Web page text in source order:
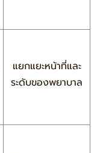
แยกแยะหน้าที่และ
ระดับของพยาบาล